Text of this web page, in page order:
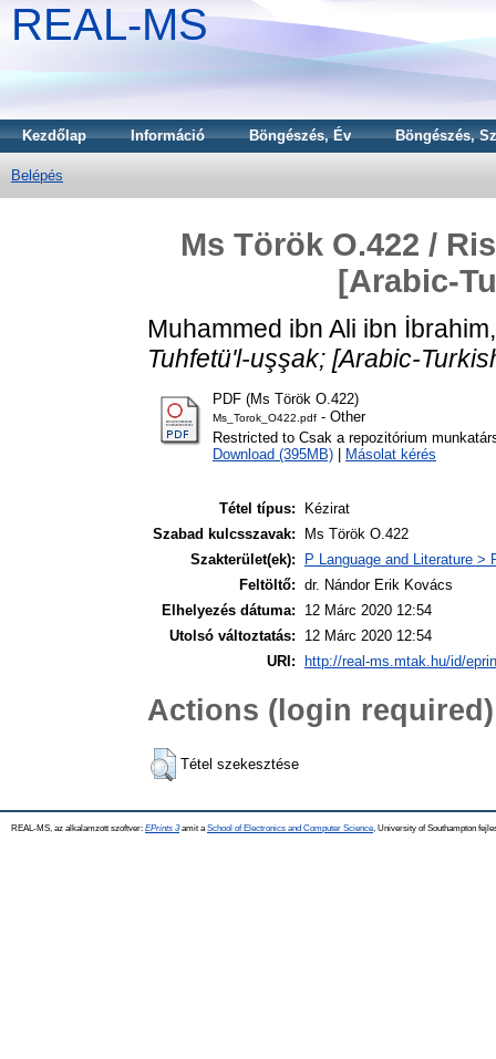
REAL-MS
Kezdőlap Információ Böngészés, Év Böngészés,
Belépés
Ms Török O.422 /
[Arabic-
Muhammed ibn Ali ibn
Tuhfetü'l-uşşak; [Arabic-
PDF (Ms Török O.422)
Ms_Torok_O422.pdf - Other
Restricted to Csak a repozitórium
Download (395MB)
Másolat kérés
Tétel típus:
Kézirat
Szabad kulcsszavak:
Ms Török O.422
Szakterület(ek):
P Language and Literature >
Feltöltő: dr. Nándor Erik Kovács
Elhelyezés dátuma:
12 Márc 2020 12:54
Utolsó változtatás:
12 Márc 2020 12:54
URI:
http://real-ms.mtak.hu/id/
Actions (login required)
Tétel szekesztése
REAL-MS, az alkalamzott szoftver: EPrints 3amit a School of Electronics and Computer Science , University of Southampton